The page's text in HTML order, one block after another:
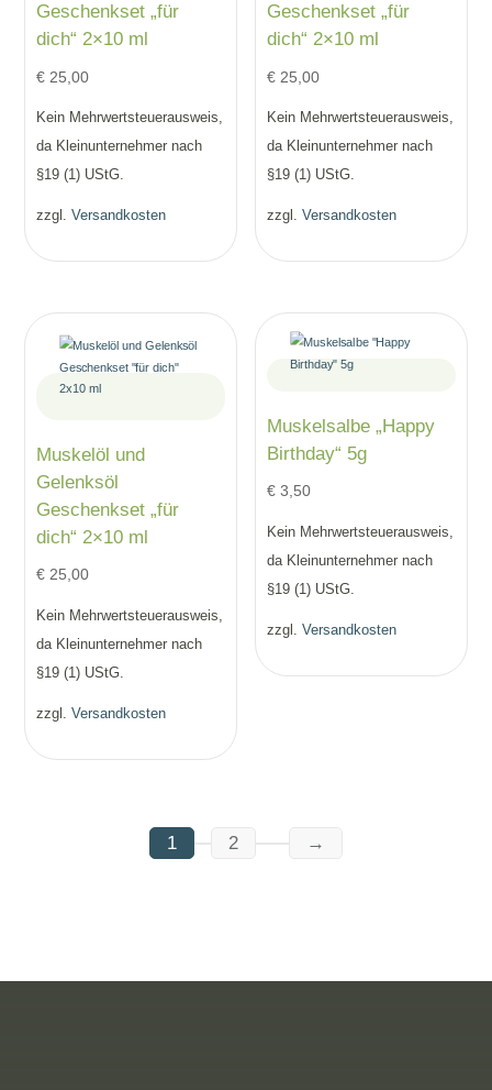
Geschenkset „für
dich“ 2×10 ml
€ 25,00
Kein Mehrwertsteuerausweis,
da Kleinunternehmer nach
§19 (1) UStG.
zzgl.Versandkosten
Geschenkset „für
dich“ 2×10 ml
€ 25,00
Kein Mehrwertsteuerausweis,
da Kleinunternehmer nach
§19 (1) UStG.
zzgl.Versandkosten
Muskelöl und
Gelenksöl
Geschenkset „für
dich“ 2×10 ml
€ 25,00
Kein Mehrwertsteuerausweis,
da Kleinunternehmer nach
§19 (1) UStG.
zzgl.Versandkosten
Muskelsalbe „Happy
Birthday“ 5g
€ 3,50
Kein Mehrwertsteuerausweis,
da Kleinunternehmer nach
§19 (1) UStG.
zzgl.Versandkosten
1 2 →